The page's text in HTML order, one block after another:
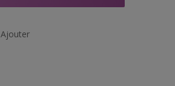
Ajouter